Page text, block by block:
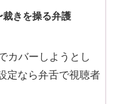
裁きを操る弁護
カバーしようとし
定なら弁舌で視聴者